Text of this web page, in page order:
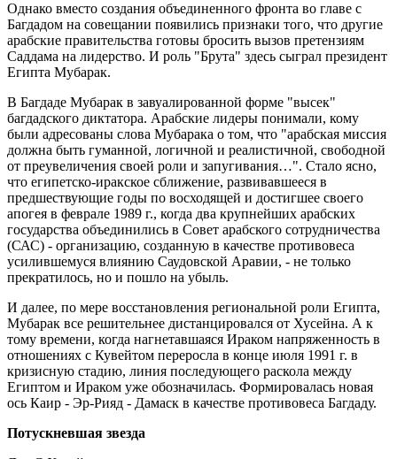
Однако вместо создания объединенного фронта во главе с
Багдадом на совещании появились признаки того, что другие
арабские правительства готовы бросить вызов претензиям
Саддама на лидерство. И роль "Брута" здесь сыграл президент
Египта Мубарак.
В Багдаде Мубарак в завуалированной форме "высек"
багдадского диктатора. Арабские лидеры понимали, кому
были адресованы слова Мубарака о том, что "арабская миссия
должна быть гуманной, логичной и реалистичной, свободной
от преувеличения своей роли и запугивания…". Стало ясно,
что египетско-иракское сближение, развивавшееся в
предшествующие годы по восходящей и достигшее своего
апогея в феврале 1989 г., когда два крупнейших арабских
государства объединились в Совет арабского сотрудничества
(САС) - организацию, созданную в качестве противовеса
усилившемуся влиянию Саудовской Аравии, - не только
прекратилось, но и пошло на убыль.
И далее, по мере восстановления региональной роли Египта,
Мубарак все решительнее дистанцировался от Хусейна. А к
тому времени, когда нагнетавшаяся Ираком напряженность в
отношениях с Кувейтом переросла в конце июля 1991 г. в
кризисную стадию, линия последующего раскола между
Египтом и Ираком уже обозначилась. Формировалась новая
ось Каир - Эр-Рияд - Дамаск в качестве противовеса Багдаду.
Потускневшая звезда